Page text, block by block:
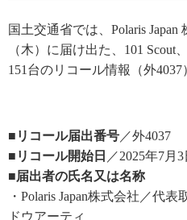
国土交通省では、Polaris Japan
（木）に届け出た、101 Scout
151台のリコール情報（外4037
■リコール届出番号 ／外4037
■リコール開始日 ／2025年7月3
■届出者の氏名又は名称
・Polaris Japan株式会社／代
ドウアーティ